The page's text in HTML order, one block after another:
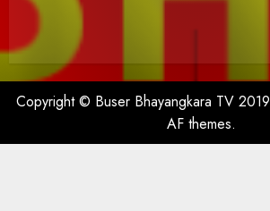
Copyright © Buser Bhayangkara TV 2019
AF themes.